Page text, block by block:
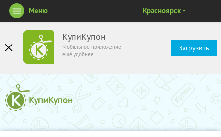
КупиКупон
Мобильное приложение
ещё удобнее
Загрузить
Меню Красноярск